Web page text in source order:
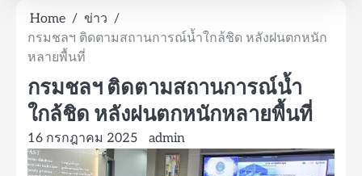
Home
ข่าว
กรมชลฯ ติดตามสถานการณ์น้ำใกล้ชิด หลังฝนตกหนัก
หลายพื้นที่
กรมชลฯ ติดตามสถานการณ์น้ำ
ใกล้ชิด หลังฝนตกหนักหลายพื้นที่
16 กรกฎาคม 2025 admin